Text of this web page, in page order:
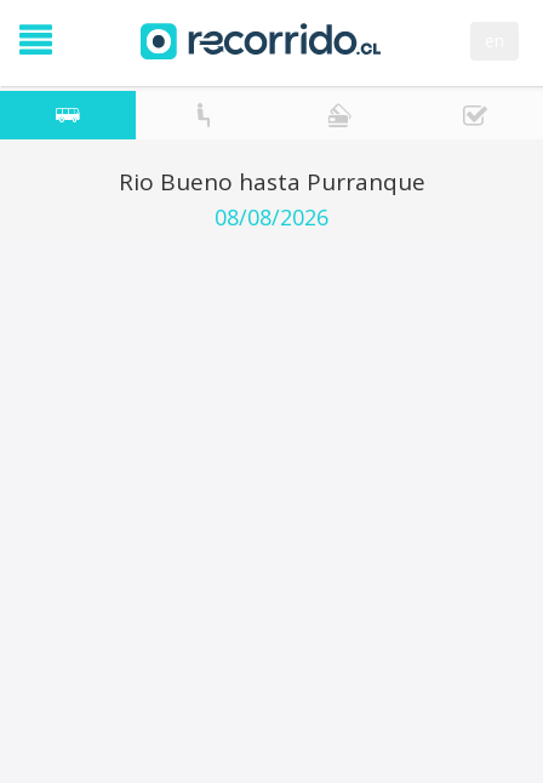
Rio Bueno hasta Purranque
08/08/2026